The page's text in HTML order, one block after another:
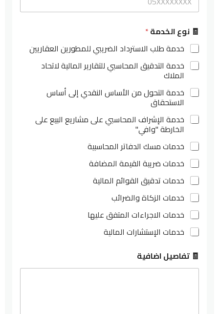
🧾 نوع الخدمة*
خدمة طلب الاسترداد الضريبي للمطورين العقاريين
خدمة التدقيق المحاسبي للتقارير المالية لاتحاد
الملاك
خدمة التحول من الأساس النقدي إلى أساس
الاستحقاق
خدمة الإشراف المحاسبي على مشاريع البيع على
الخارطة "وافي"
خدمات مسك الدفاتر المحاسبية
خدمات ضريبة القيمة المضافة
خدمات تدقيق القوائم المالية
خدمات الزكاة والضرائب
خدمات الاجراءات المتفق عليها
خدمات الإستشارات المالية
🧾 تفاصيل اضافية